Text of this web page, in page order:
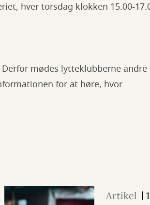
hver torsdag klokken 15.00-
mødes lytteklubberne andre
for at høre, hvor
Artikel